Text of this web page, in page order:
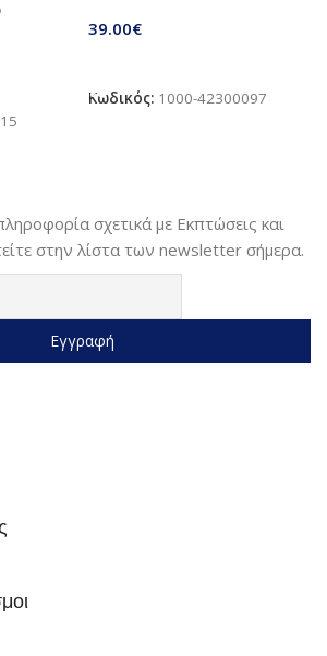
39.00€
Κωδικός: 1000-42300097
σχετικά με Εκπτώσεις και
στην λίστα των newsletter σήμερα.